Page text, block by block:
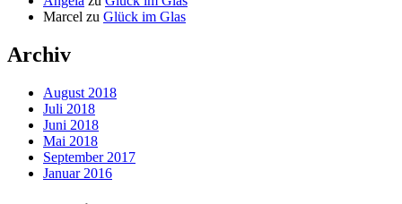
Marcel zu Glück im Glas
Archiv
August 2018
Juli 2018
Juni 2018
Mai 2018
September 2017
Januar 2016